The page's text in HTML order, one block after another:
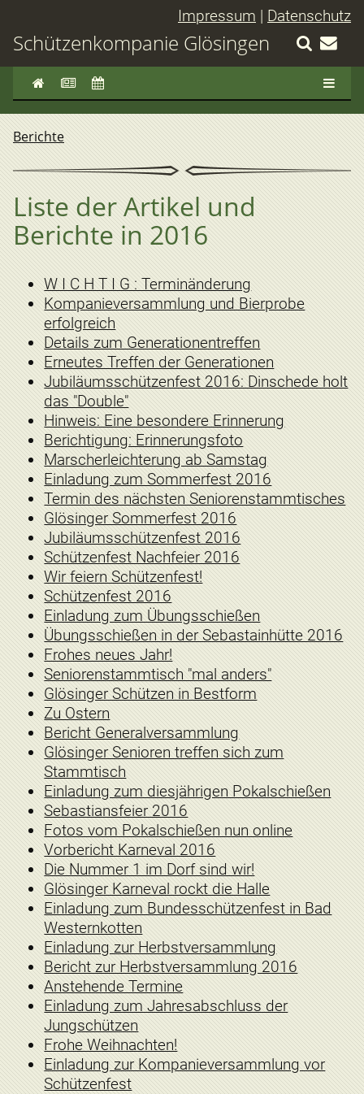
Impressum | Datenschutz
Schützenkompanie Glösingen
Berichte
Liste der Artikel und
Berichte in 2016
W I C H T I G : Terminänderung
Kompanieversammlung und Bierprobe
erfolgreich
Details zum Generationentreffen
Erneutes Treffen der Generationen
Jubiläumsschützenfest 2016: Dinschede holt
das "Double"
Hinweis: Eine besondere Erinnerung
Berichtigung: Erinnerungsfoto
Marscherleichterung ab Samstag
Einladung zum Sommerfest 2016
Termin des nächsten Seniorenstammtisches
Glösinger Sommerfest 2016
Jubiläumsschützenfest 2016
Schützenfest Nachfeier 2016
Wir feiern Schützenfest!
Schützenfest 2016
Einladung zum Übungsschießen
Übungsschießen in der Sebastainhütte 2016
Frohes neues Jahr!
Seniorenstammtisch "mal anders"
Glösinger Schützen in Bestform
Zu Ostern
Bericht Generalversammlung
Glösinger Senioren treffen sich zum
Stammtisch
Einladung zum diesjährigen Pokalschießen
Sebastiansfeier 2016
Fotos vom Pokalschießen nun online
Vorbericht Karneval 2016
Die Nummer 1 im Dorf sind wir!
Glösinger Karneval rockt die Halle
Einladung zum Bundesschützenfest in Bad
Westernkotten
Einladung zur Herbstversammlung
Bericht zur Herbstversammlung 2016
Anstehende Termine
Einladung zum Jahresabschluss der
Jungschützen
Frohe Weihnachten!
Einladung zur Kompanieversammlung vor
Schützenfest